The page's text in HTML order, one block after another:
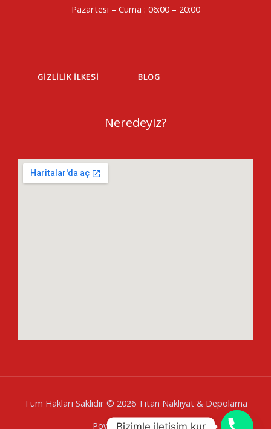
Pazartesi – Cuma : 06:00 – 20:00
GIZLILIK İLKESI BLOG
Neredeyiz?
Tüm Hakları Saklıdır © 2026 Titan Nakliyat & Depolama
Powered byBaglares
Bizimle iletişim kur